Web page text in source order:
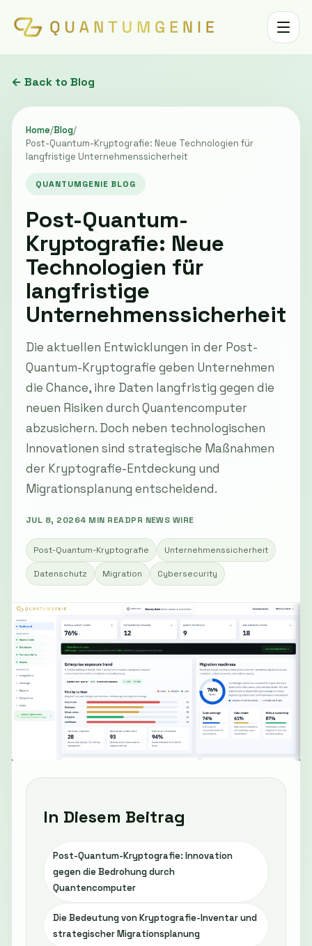
Toggle
← Back to Blog
Home/Blog/
Post-Quantum-Kryptografie: Neue Technologien für
langfristige Unternehmenssicherheit
QUANTUMGENIE BLOG
Post-Quantum-
Kryptografie: Neue
Technologien für
langfristige
Unternehmenssicherheit
Die aktuellen Entwicklungen in der Post-
Quantum-Kryptografie geben Unternehmen
die Chance, ihre Daten langfristig gegen die
neuen Risiken durch Quantencomputer
abzusichern. Doch neben technologischen
Innovationen sind strategische Maßnahmen
der Kryptografie-Entdeckung und
Migrationsplanung entscheidend.
JUL 8, 20264 MIN READPR NEWS WIRE
Post-Quantum-Kryptografie Unternehmenssicherheit
Datenschutz Migration Cybersecurity
In Diesem Beitrag
Post-Quantum-Kryptografie: Innovation
gegen die Bedrohung durch
Quantencomputer
Die Bedeutung von Kryptografie-Inventar und
strategischer Migrationsplanung